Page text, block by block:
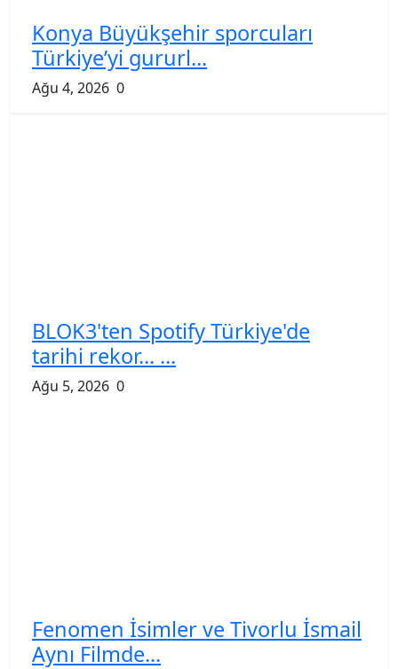
Konya Büyükşehir sporcuları
Türkiye’yi gururl...
Ağu 4, 2026 0
BLOK3'ten Spotify Türkiye'de
tarihi rekor... ...
Ağu 5, 2026 0
Fenomen İsimler ve Tivorlu İsmail
Aynı Filmde...